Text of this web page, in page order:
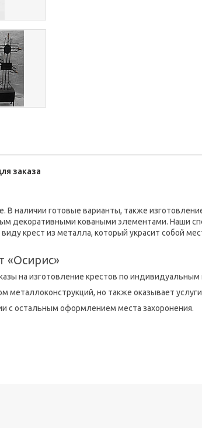
заказа
наличии готовые варианты, также
декоративными коваными элементами. Наши
крест из металла, который украсит собой
«Осирис»
на изготовление крестов по индивидуальным
металлоконструкций, но также оказывает
с остальным оформлением места захоронения.